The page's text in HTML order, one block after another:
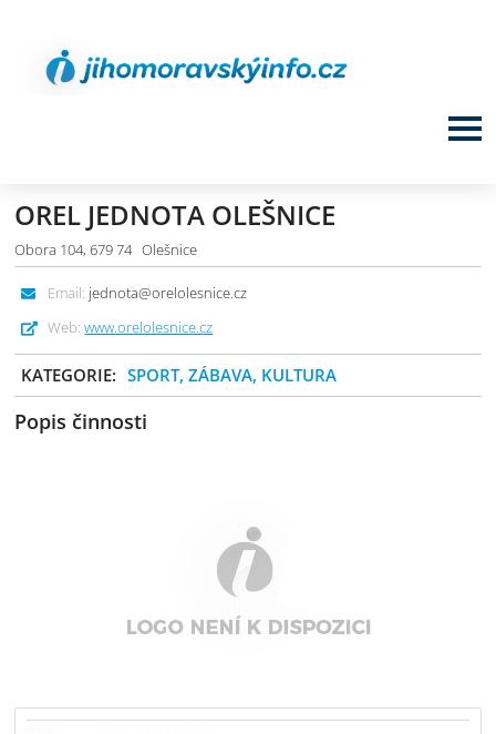
OREL JEDNOTA OLEŠNICE
Obora 104, 679 74 Olešnice
Email: jednota@orelolesnice.cz
Web: www.orelolesnice.cz
KATEGORIE: SPORT, ZÁBAVA, KULTURA
Popis činnosti